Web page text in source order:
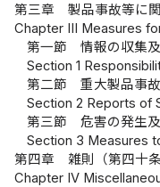
第三章 製品事故等に
Chapter III Measures
第一節 情報の収集及
Section 1
第二節 重大製品事故
Section 2 Reports of
第三節 危害の発生及
Section 3 Measures
第四章 雑則（第四十
Chapter IV